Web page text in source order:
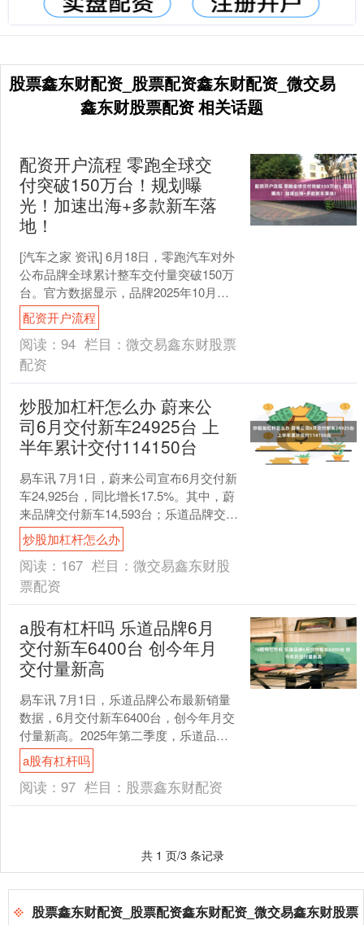
股票鑫东财配资_股票配资鑫东财配资_微交易
鑫东财股票配资 相关话题
配资开户流程 零跑全球交
付突破150万台！规划曝
光！加速出海+多款新车落
地！
[汽车之家 资讯] 6月18日，零跑汽车对外
公布品牌全球累计整车交付量突破150万
台。官方数据显示，品牌2025年10月累
计交付达100万台，从100万台至15....
配资开户流程
阅读： 94 栏目： 微交易鑫东财股票
配资
炒股加杠杆怎么办 蔚来公
司6月交付新车24925台 上
半年累计交付114150台
易车讯 7月1日，蔚来公司宣布6月交付新
车24,925台，同比增长17.5%。其中，蔚
来品牌交付新车14,593台；乐道品牌交付
新车6,400台；firefly....
炒股加杠杆怎么办
阅读： 167 栏目： 微交易鑫东财股
票配资
a股有杠杆吗 乐道品牌6月
交付新车6400台 创今年月
交付量新高
易车讯 7月1日，乐道品牌公布最新销量
数据，6月交付新车6400台，创今年月交
付量新高。2025年第二季度，乐道品牌
共交付新车17081台，环比一季度增长
15.....
a股有杠杆吗
阅读： 97 栏目： 股票鑫东财配资
共 1 页/3 条记录
股票鑫东财配资_股票配资鑫东财配资_微交易鑫东财股票